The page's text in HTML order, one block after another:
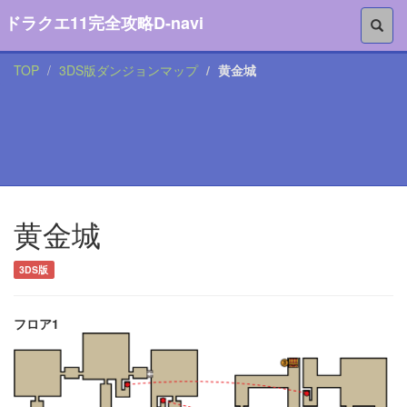
ドラクエ11完全攻略D-navi
TOP 3DS版ダンジョンマップ 黄金城
黄金城
3DS版
フロア1